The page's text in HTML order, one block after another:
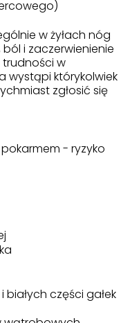
w żyłach nóg
i zaczerwienienie
trudności w
wystąpi którykolwiek
zgłosić się
- ryzyko
białych części gałek